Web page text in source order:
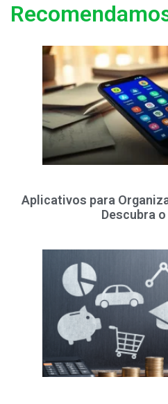
Aplicativos para
Descubra